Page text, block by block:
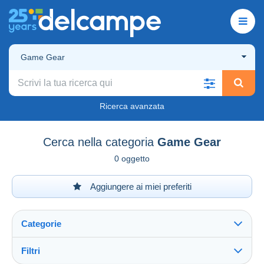
Game Gear
Ricerca avanzata
Cerca nella categoria Game Gear
0 oggetto
Aggiungere ai miei preferiti
Categorie
Filtri